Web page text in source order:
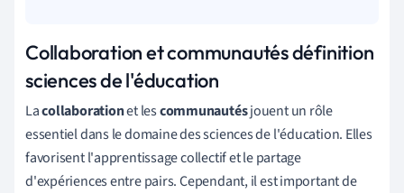
Collaboration et communautés définition
sciences de l'éducation
Lacollaborationet lescommunautésjouent un rôle
essentiel dans le domaine des sciences de l'éducation. Elles
favorisent l'apprentissage collectif et le partage
d'expériences entre pairs. Cependant, il est important de